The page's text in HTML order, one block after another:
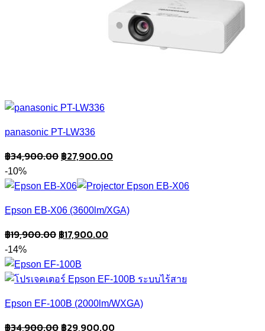
panasonic PT-LW336
฿34,900.00 Original
was:
฿27,900.00Current
is:
-10%
Epson EB-X06 (3600lm/XGA)
฿19,900.00 Original
was:
฿19,900.00.
฿17,900.00Current
฿17,900.00.
-14%
Epson EF-100B (2000lm/WXGA)
฿34,900.00 Original
฿29,900.00Current